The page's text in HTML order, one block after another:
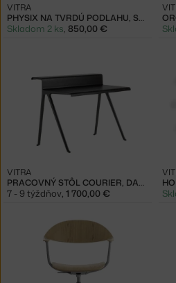
PHYSIX NA TVRDÚ PODLAHU, SOFT GREY / SILVER GREY
VITRA
Skladom 2 ks, 850,00 €
PRACOVNÝ STÔL COURIER, DARK OAK/BLACK
VITRA
7 - 9 týždňov, 1 700,00 €